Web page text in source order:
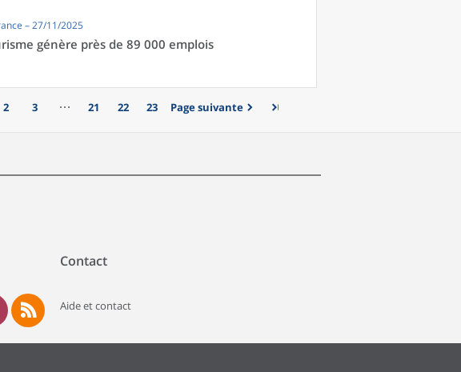
– 27/11/2025
génère près de 89 000 emplois
2 3 21 22 23 Page suivante
Contact
Aide et contact